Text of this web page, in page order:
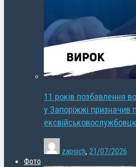
11 років позбавлення
у Запоріжжі призначив
zapsich, 21/07/2026
Фото